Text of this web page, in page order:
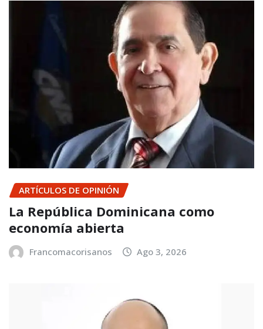
ARTÍCULOS DE OPINIÓN
La República Dominicana como
economía abierta
Francomacorisanos Ago 3, 2026